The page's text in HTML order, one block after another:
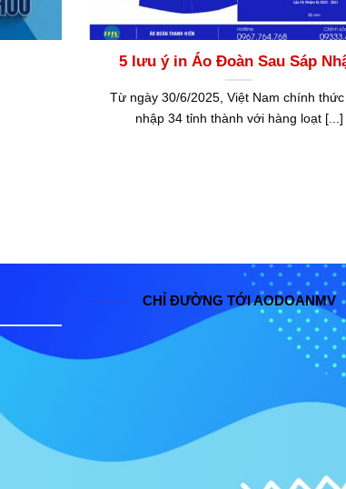
5 lưu ý in Áo Đoàn Sau Sáp
Từ ngày 30/6/2025, Việt Nam chính
nhập 34 tỉnh thành với hàng loạt [...]
CHỈ ĐƯỜNG TỚI AODOANMV